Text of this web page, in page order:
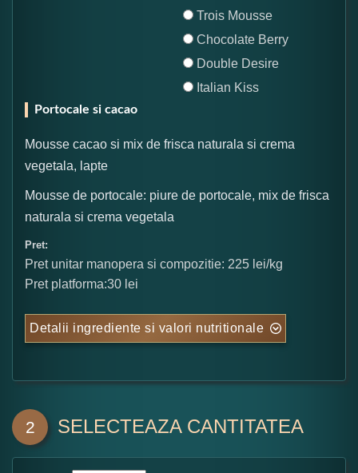
Trois Mousse
Chocolate Berry
Double Desire
Italian Kiss
Portocale si cacao
Mousse cacao si mix de frisca naturala si crema
vegetala, lapte
Mousse de portocale: piure de portocale, mix de frisca
naturala si crema vegetala
Pret:
Pret unitar manopera si compozitie: 225 lei/kg
Pret platforma:30 lei
Detalii ingrediente si valori nutritionale
2 SELECTEAZA CANTITATEA